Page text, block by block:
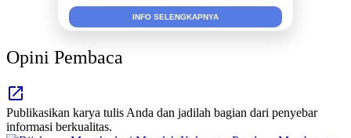
INFO SELENGKAPNYA
Opini Pembaca
Publikasikan karya tulis Anda dan jadilah bagian dari penyebar
informasi berkualitas.